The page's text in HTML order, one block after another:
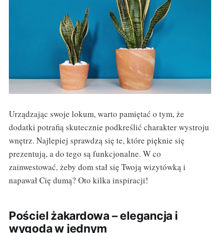
Urządzając swoje lokum, warto pamiętać o tym, że
dodatki potrafią skutecznie podkreślić charakter wystroju
wnętrz. Najlepiej sprawdzą się te, które pięknie się
prezentują, a do tego są funkcjonalne. W co
zainwestować, żeby dom stał się Twoją wizytówką i
napawał Cię dumą? Oto kilka inspiracji!
Pościel żakardowa – elegancja i
wygoda w jednym